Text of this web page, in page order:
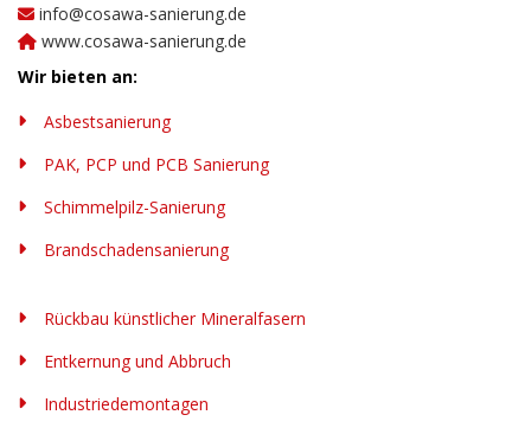
info@cosawa-sanierung.de
www.cosawa-sanierung.de
Wir bieten an:
Asbestsanierung
PAK, PCP und PCB Sanierung
Schimmelpilz-Sanierung
Brandschadensanierung
Rückbau künstlicher Mineralfasern
Entkernung und Abbruch
Industriedemontagen